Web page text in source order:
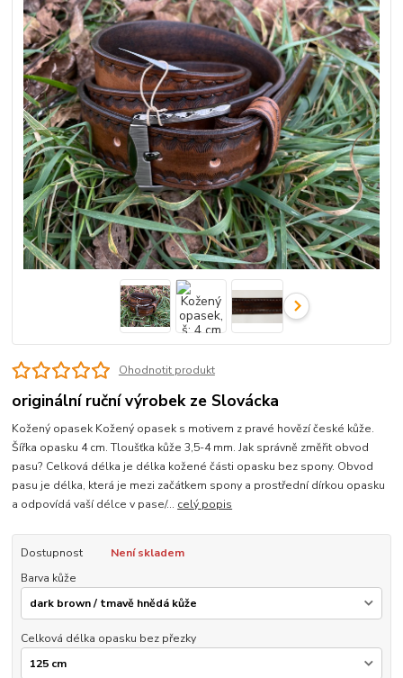
Ohodnotit produkt
originální ruční výrobek ze Slovácka
Kožený opasek Kožený opasek s motivem z pravé hovězí české kůže.
Šířka opasku 4 cm. Tloušťka kůže 3,5-4 mm. Jak správně změřit obvod
pasu? Celková délka je délka kožené části opasku bez spony. Obvod
pasu je délka, která je mezi začátkem spony a prostřední dírkou opasku
a odpovídá vaší délce v pase/... celý popis
Dostupnost
Není skladem
Barva kůže
Celková délka opasku bez přezky